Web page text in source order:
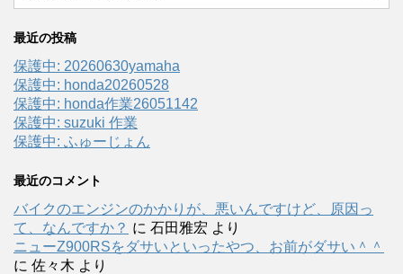
最近の投稿
保護中: 20260630yamaha
保護中: honda20260528
保護中: honda作業26051142
保護中: suzuki 作業
保護中: ふゅーじょん
最近のコメント
バイクのエンジンのかかりが、悪いんですけど、原因っ
て、なんですか？ に 石田雅宏 より
ニューZ900RSをダサいといったやつ、お前がダサい＾＾
に 佐々木 より